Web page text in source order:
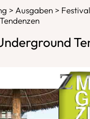
Ausgaben
Festival